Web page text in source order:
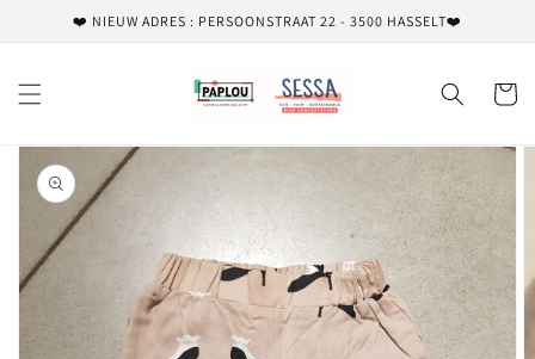
naar de
content
❤️ NIEUW ADRES : PERSOONSTRAAT 22 - 3500 HASSELT❤️